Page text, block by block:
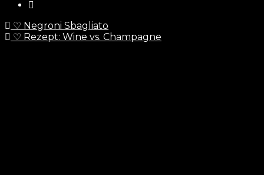
♡ Negroni Sbagliato
♡ Rezept: Wine vs. Champagne